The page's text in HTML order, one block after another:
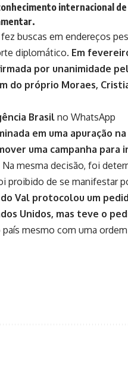
internacional
fez buscas em endereços
diplomático. Em
por unanimidade
do próprio Moraes,
Brasil no WhatsApp
em uma apuração
uma campanha
Na mesma decisão, foi
proibido de se manifestar
Val protocolou um
Unidos, mas teve o
mesmo com uma